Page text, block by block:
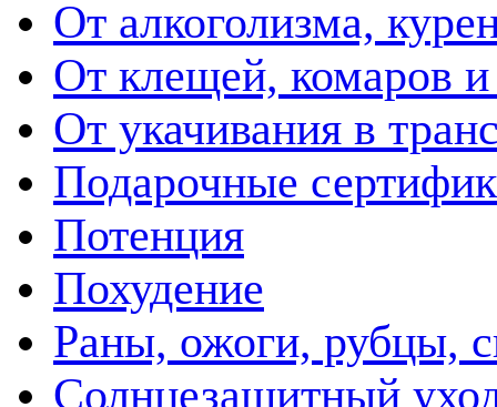
От алкоголизма,
От клещей, комаров
От укачивания в
Подарочные
Потенция
Похудение
Раны, ожоги, рубцы,
Солнцезащитный